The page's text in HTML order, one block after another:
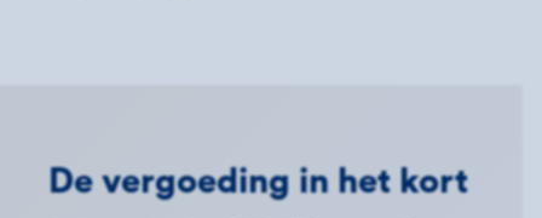
De vergoeding in het kort